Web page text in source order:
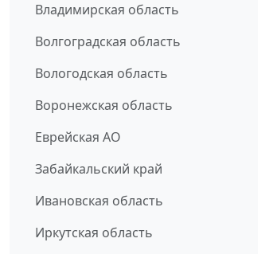
Владимирская область
Волгоградская область
Вологодская область
Воронежская область
Еврейская АО
Забайкальский край
Ивановская область
Иркутская область